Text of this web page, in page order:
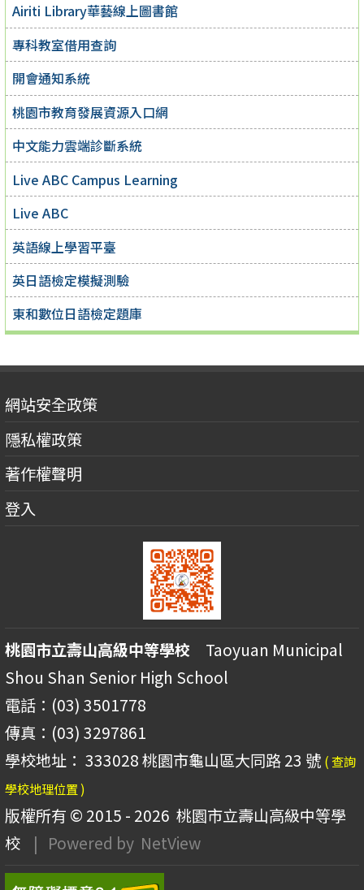
Airiti Library華藝線上圖書館
專科教室借用查詢
開會通知系統
桃園市教育發展資源入口網
中文能力雲端診斷系統
Live ABC Campus Learning
Live ABC
英語線上學習平臺
英日語檢定模擬測驗
東和數位日語檢定題庫
網站安全政策
隱私權政策
著作權聲明
登入
桃園市立壽山高級中等學校 Taoyuan Municipal
Shou Shan Senior High School
電話：(03) 3501778
傳真：(03) 3297861
學校地址： 333028 桃園市龜山區大同路 23 號 ( 查詢
學校地理位置 )
版權所有 © 2015 - 2026 桃園市立壽山高級中等學
校
| Powered by NetView